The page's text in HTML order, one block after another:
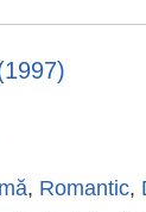
, Romantic,